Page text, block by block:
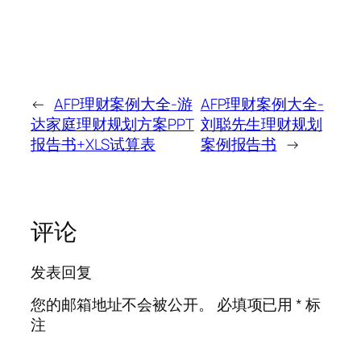
← AFP理财案例大全-游
达家庭理财规划方案PPT
报告书+XLS试算表
AFP理财案例大全-
刘聪先生理财规划
案例报告书 →
评论
发表回复
您的邮箱地址不会被公开。
必填项已用*标
注